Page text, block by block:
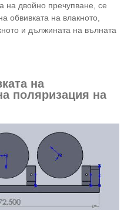
на двойно пречупване, се
обвивката на влакното,
и дължината на вълната
на
поляризация на